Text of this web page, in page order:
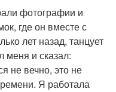
фотографии и
где он вместе с
лет назад, танцует
меня и сказал:
не вечно, это не
Я работала